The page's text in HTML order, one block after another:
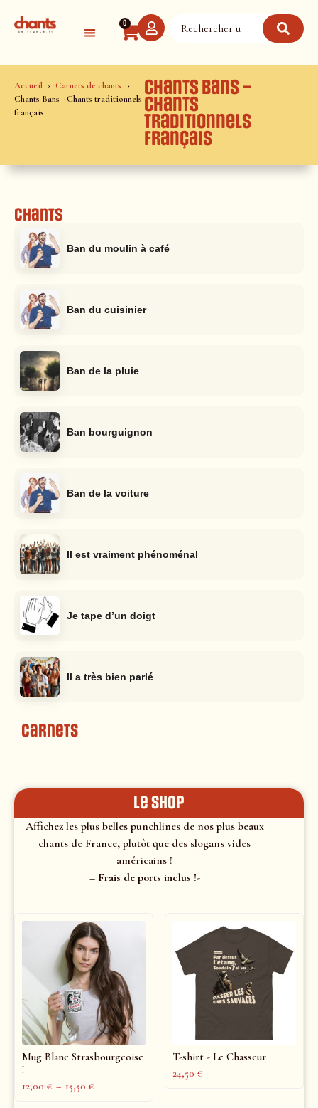
0
Accueil
Carnets de chants
Chants Bans - Chants traditionnels
français
Chants Bans –
Chants
traditionnels
français
Chants
Ban du moulin à café
Ban du cuisinier
Ban de la pluie
Ban bourguignon
Ban de la voiture
Il est vraiment phénoménal
Je tape d’un doigt
Il a très bien parlé
Carnets
le shop
Affichez les plus belles punchlines de nos plus beaux
chants de France, plutôt que des slogans vides
américains !
– Frais de ports inclus !-
Mug Blanc Strasbourgeoise
!
12,00 € – 15,50 €
T-shirt - Le Chasseur
24,50 €